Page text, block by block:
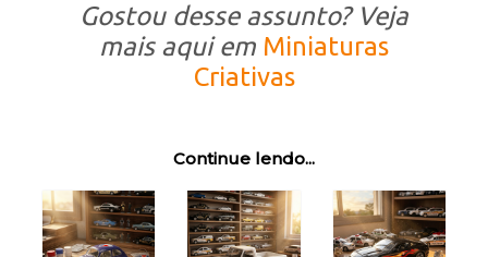
Gostou desse assunto? Veja
mais aqui em Miniaturas
Criativas
Continue lendo...